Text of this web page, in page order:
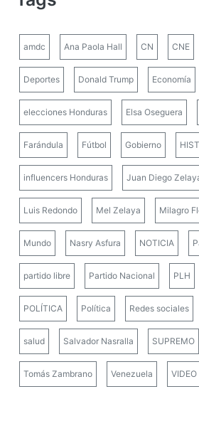
amdc Ana Paola Hall CN CNE
Deportes Donald Trump Economía
elecciones Honduras Elsa Oseguera
Farándula Fútbol Gobierno
influencers Honduras Juan Diego
Luis Redondo Mel Zelaya Milagro
Mundo Nasry Asfura NOTICIA
partido libre Partido Nacional PLH
POLÍTICA Política Redes sociales
salud Salvador Nasralla SUPREMO
Tomás Zambrano Venezuela VIDEO